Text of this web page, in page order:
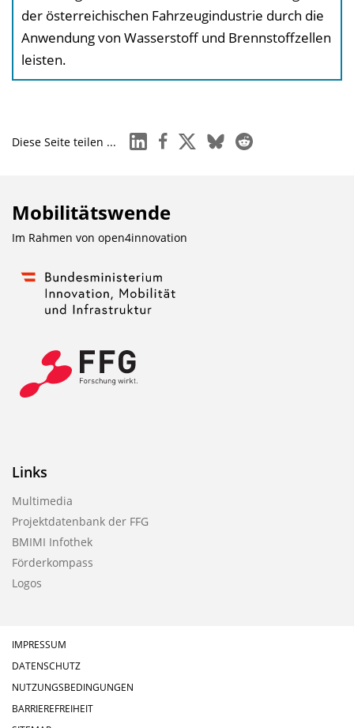
der österreichischen Fahrzeugindustrie durch die
Anwendung von Wasserstoff und Brennstoffzellen
leisten.
Diese Seite teilen ... linkedinfacebook
x blueskyreddit
Mobilitätswende
Im Rahmen von open4innovation
Links
Multimedia
Projektdatenbank der FFG
BMIMI Infothek
Förderkompass
Logos
IMPRESSUM
DATENSCHUTZ
NUTZUNGSBEDINGUNGEN
BARRIEREFREIHEIT